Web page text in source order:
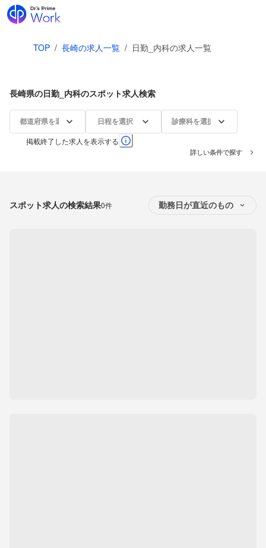
TOP / 長崎の求人一覧 / 日勤_内科の求人一覧
長崎県の日勤_内科のスポット求人検索
都道府県を選択 日程を選択 診療科を選択
掲載終了した求人を表示する
詳しい条件で探す
スポット求人の検索結果0件 勤務日が直近のもの